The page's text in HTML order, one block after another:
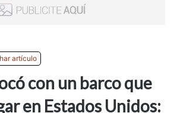
artículo
con un barco que
en Estados Unidos: